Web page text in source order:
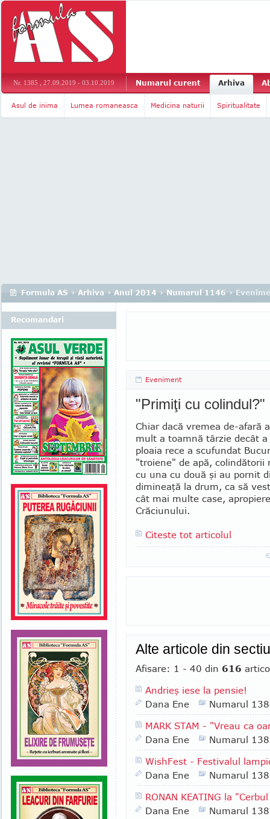
Nr. 1385 , 27.09.2019 - 03.10.2019 Numarul curent Arhiva
Asul de inima Lumea romaneasca Medicina naturii Spiritualitate
Formula AS › Arhiva › Anul 2014 › Numarul 1146 ›
Eveniment
"Primiţi cu colindul?"
Chiar dacă vremea de-afară
mult a toamnă târzie decât
ploaia rece a scufundat
"troiene" de apă, colindătorii
cu una cu două şi au pornit
dimineaţă la drum, ca să
cât mai multe case,
Crăciunului.
Citeste tot articolul
Alte articole din
Afisare: 1 - 40 din 616
Andrieş iese la pensie!
Dana Ene
Numarul
MARK STAM - "Vreau ca
Dana Ene
Numarul
WishFest - Festivalul
Dana Ene
Numarul
RONAN KEATING la
Dana Ene
Numarul
Recomandari